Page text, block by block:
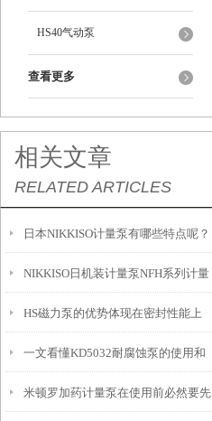
HS40气动泵
查看更多
相关文章
RELATED ARTICLES
日本NIKKISO计量泵有哪些特点呢？
NIKKISO日机装计量泵NFH系列计量
泵正确保养与维护的方法
HS磁力泵的优势体现在密封性能上
一文看懂KD5032耐腐蚀泵的使用和
保养
米顿罗加药计量泵在使用前必然要先